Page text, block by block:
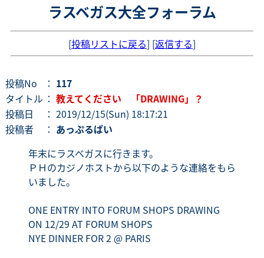
ラスベガス大全フォーラム
[投稿リストに戻る] [返信する]
投稿No ： 117
タイトル ： 教えてください 「DRAWING」？
投稿日
： 2019/12/15(Sun) 18:17:21
投稿者
： あっぷるぱい
年末にラスベガスに行きます。
ＰＨのカジノホストから以下のような連絡をもら
いました。
ONE ENTRY INTO FORUM SHOPS DRAWING
ON 12/29 AT FORUM SHOPS
NYE DINNER FOR 2 @ PARIS